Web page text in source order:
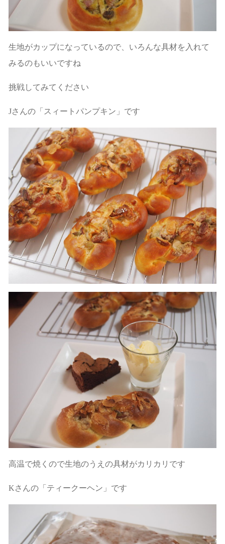
生地がカップになっているので、いろんな具材を入れて
みるのもいいですね
挑戦してみてください
Jさんの「スィートパンプキン」です
高温で焼くので生地のうえの具材がカリカリです
Kさんの「ティークーヘン」です